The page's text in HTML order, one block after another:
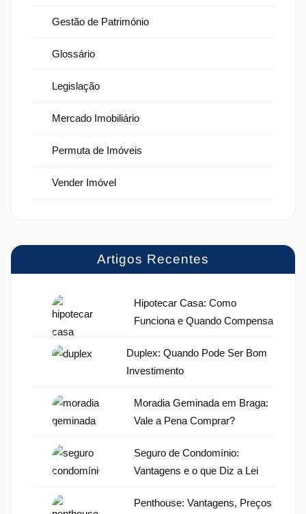
Gestão de Património
Glossário
Legislação
Mercado Imobiliário
Permuta de Imóveis
Vender Imóvel
Artigos Recentes
Hipotecar Casa: Como
Funciona e Quando Compensa
Duplex: Quando Pode Ser Bom
Investimento
Moradia Geminada em Braga:
Vale a Pena Comprar?
Seguro de Condomínio:
Vantagens e o que Diz a Lei
Penthouse: Vantagens, Preços